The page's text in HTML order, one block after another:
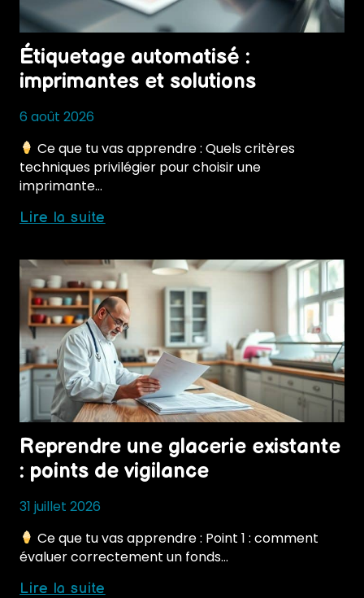
Étiquetage automatisé :
imprimantes et solutions
6 août 2026
Ce que tu vas apprendre : Quels critères
techniques privilégier pour choisir une
imprimante…
Lire la suite
imprimantes
et
solutions
Reprendre une glacerie existante
: points de vigilance
31 juillet 2026
Ce que tu vas apprendre : Point 1 : comment
évaluer correctement un fonds…
Lire la suite